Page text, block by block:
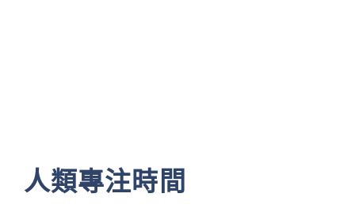
人類專注時間